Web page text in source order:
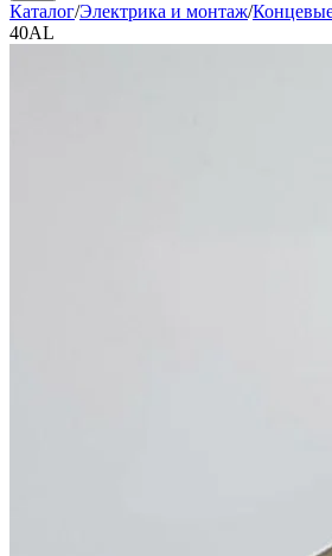
Каталог/Электрика и монтаж/
40AL